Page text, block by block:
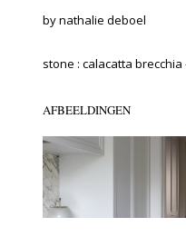
by nathalie deboel
stone : calacatta
AFBEELDINGEN